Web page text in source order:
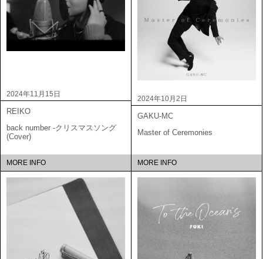
2024年11月15日
REIKO
back number -クリスマスソング
(Cover)
MORE INFO
2024年10月2日
GAKU-MC
Master of Ceremonies
MORE INFO